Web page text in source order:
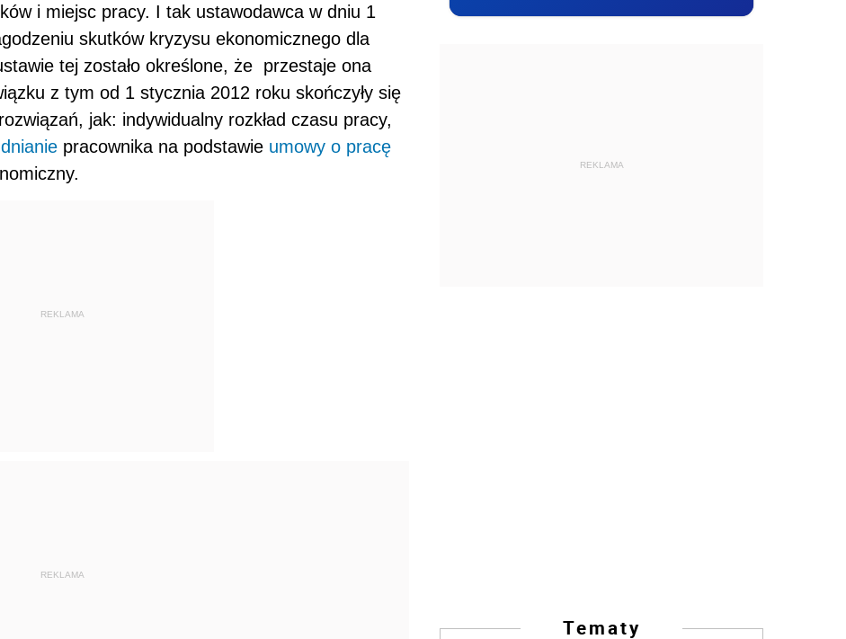
i miejsc pracy. I tak ustawodawca w dniu 1
skutków kryzysu ekonomicznego dla
tej zostało określone, że przestaje ona
z tym od 1 stycznia 2012 roku skończyły się
jak: indywidualny rozkład czasu pracy,
pracownika na podstawie umowy o pracę
REKLAMA
REKLAMA
REKLAMA
Tematy